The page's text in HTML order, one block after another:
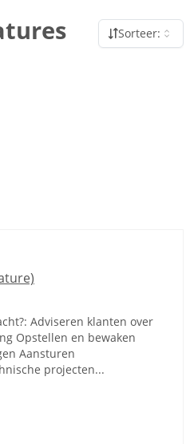
Sorteer:
Adviseren klanten over
Opstellen en bewaken
Aansturen
projecten...